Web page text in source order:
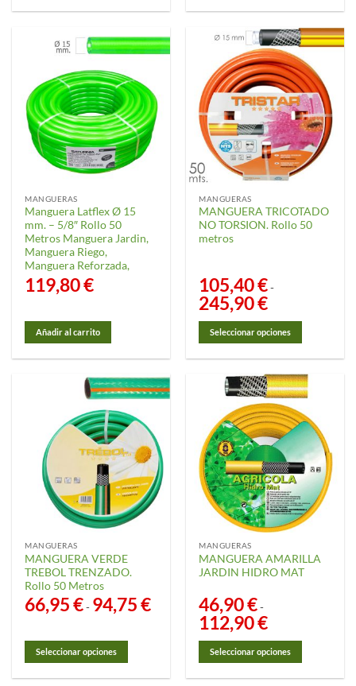
122,95 €
múltiples
variantes.
Las
opciones
se
pueden
elegir
página
producto
MANGUERAS
Manguera Latflex Ø 15
mm. – 5/8″ Rollo 50
Metros Manguera Jardin,
Manguera Riego,
Manguera Reforzada,
119,80€
Añadir al carrito
MANGUERAS
MANGUERA TRICOTADO
NO TORSION. Rollo 50
metros
105,40€-
245,90€Rango
de
precios:
desde
105,40 €
245,90 €
Seleccionar opciones
múltiples
variantes.
Las
opciones
se
pueden
elegir
página
de
MANGUERAS
MANGUERA VERDE
TREBOL TRENZADO.
Rollo 50 Metros
66,95€- 94,75€Rango
de
Seleccionar opciones
MANGUERAS
MANGUERA AMARILLA
JARDIN HIDRO MAT
46,90€-
112,90€Rango
de
precios:
desde
46,90 €
112,90 €
Seleccionar opciones